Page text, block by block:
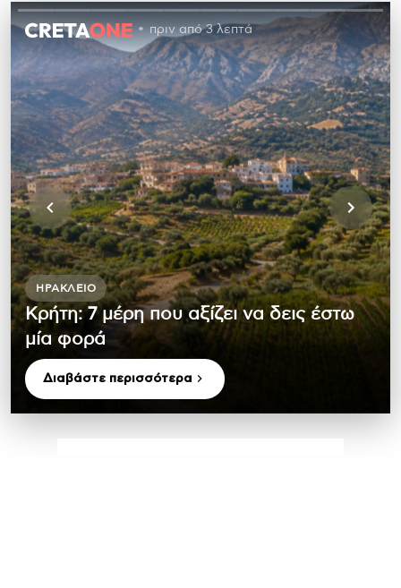
πριν από 3 λεπτά
ΗΡΆΚΛΕΙΟ
Κρήτη: 7 μέρη που αξίζει να δεις έστω
μία φορά
Διαβάστε περισσότερα